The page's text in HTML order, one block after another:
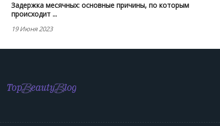
Задержка месячных: основные причины, по которым
происходит ...
19 Июня 2023